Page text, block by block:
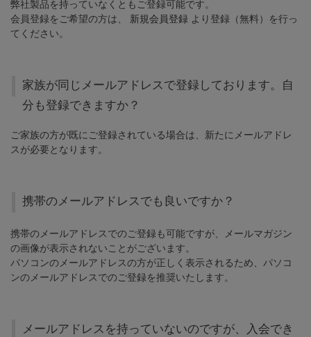
弊社製品を持っていなくともご登録可能です。
会員登録をご希望の方は、 新規会員登録 より登録（無料）を行っ
てください。
家族が同じメールアドレスで登録しております。自
分も登録できますか？
ご家族の方が既にご登録されている場合は、新たにメールアドレ
スが必要となります。
携帯のメールアドレスでも良いですか？
携帯のメールアドレスでのご登録も可能ですが、メールマガジン
の画像が表示されないことがございます。
パソコンのメールアドレスの方が正しく表示されるため、パソコ
ンのメールアドレスでのご登録を推奨いたします。
メールアドレスを持っていないのですが、入会でき